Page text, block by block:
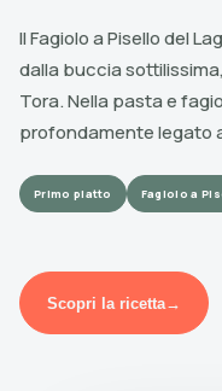
Il Fagiolo a Pisello del
dalla buccia
Tora. Nella pasta e
profondamente legato
Primo piatto Fagiolo a
Scopri la ricetta→